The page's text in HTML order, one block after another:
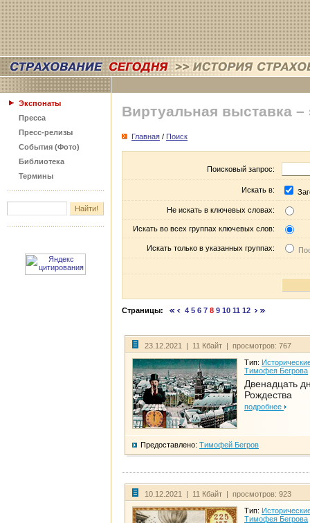
Экспонаты
Пресса
Пресс-релизы
События (Фото)
Библиотека
Термины
Виртуальная выставка –
Главная / Поиск
Поисковый запрос:
Искать в:
Не искать в ключевых словах:
Искать во всех группах ключевых слов:
Искать только в указанных группах:
Страницы: 4 5 6 7 8 9 10 11 12
23.12.2021 | 11 Кбайт | просмотров: 767
Тип:
Тимофея Бегрова
Двенадцать
Рождества
подробнее
Предоставлено: Тимофей Бегров
10.12.2021 | 11 Кбайт | просмотров: 923
Тип:
Тимофея Бегрова